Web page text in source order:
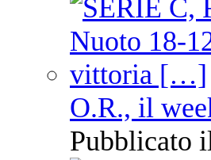
O.R., il
Pubblicato